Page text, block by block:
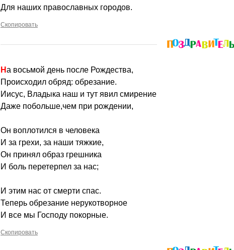
Для наших православных городов.
Скопировать
На восьмой день после Рождества,
Происходил обряд: обрезание.
Иисус, Владыка наш и тут явил смирение
Даже побольше,чем при рождении,
Он воплотился в человека
И за грехи, за наши тяжкие,
Он принял образ грешника
И боль перетерпел за нас;
И этим нас от смерти спас.
Теперь обрезание нерукотворное
И все мы Господу покорные.
Скопировать